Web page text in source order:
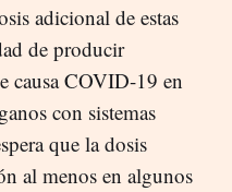
adicional de estas
de producir
causa COVID-19 en
con sistemas
que la dosis
al menos en algunos